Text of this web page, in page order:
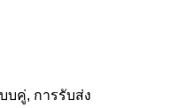
บคู่, การรับส่ง